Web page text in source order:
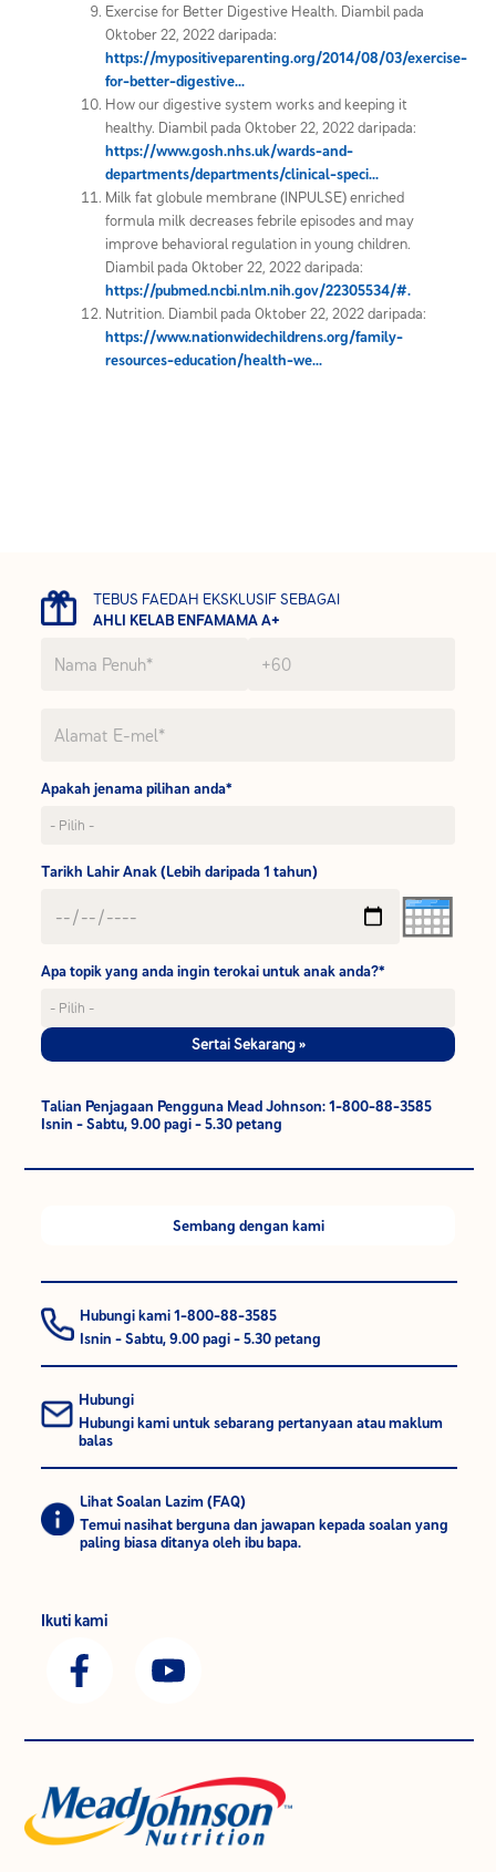
Exercise for Better Digestive Health. Diambil pada
Oktober 22, 2022 daripada:
https://mypositiveparenting.org/2014/08/03/exercise-
for-better-digestive...
How our digestive system works and keeping it
healthy. Diambil pada Oktober 22, 2022 daripada:
https://www.gosh.nhs.uk/wards-and-
departments/departments/clinical-speci...
Milk fat globule membrane (INPULSE) enriched
formula milk decreases febrile episodes and may
improve behavioral regulation in young children.
Diambil pada Oktober 22, 2022 daripada:
https://pubmed.ncbi.nlm.nih.gov/22305534/#.
Nutrition. Diambil pada Oktober 22, 2022 daripada:
https://www.nationwidechildrens.org/family-
resources-education/health-we...
TEBUS FAEDAH EKSKLUSIF SEBAGAI
AHLI KELAB ENFAMAMA A+
Apakah jenama pilihan anda*
Tarikh Lahir Anak (Lebih daripada 1 tahun)
Apa topik yang anda ingin terokai untuk anak anda?*
Sertai Sekarang »
Talian Penjagaan Pengguna Mead Johnson: 1-800-88-3585
Isnin - Sabtu, 9.00 pagi - 5.30 petang
Sembang dengan kami
Hubungi kami 1-800-88-3585
Isnin - Sabtu, 9.00 pagi - 5.30 petang
Hubungi
Hubungi kami untuk sebarang pertanyaan atau maklum
balas
Lihat Soalan Lazim (FAQ)
Temui nasihat berguna dan jawapan kepada soalan yang
paling biasa ditanya oleh ibu bapa.
Ikuti kami